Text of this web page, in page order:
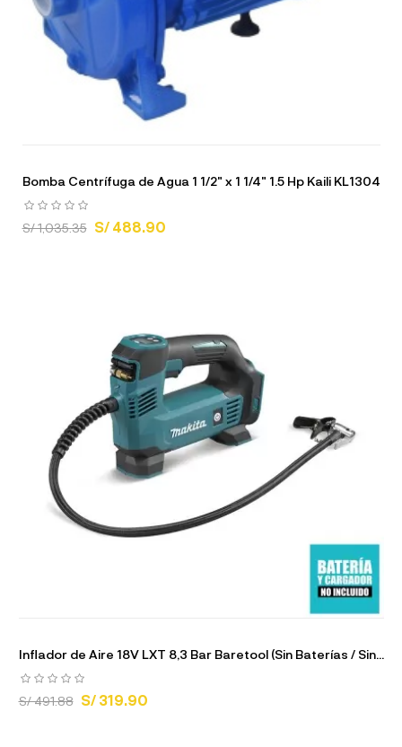
Bomba Centrífuga de Agua 1 1/2" x 1 1/4" 1.5 Hp Kaili KL1304
S/ 1,035.35 S/ 488.90
Inflador de Aire 18V LXT 8,3 Bar Baretool (Sin Baterías / Sin...
S/ 491.88 S/ 319.90